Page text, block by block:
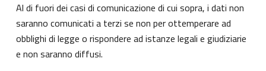
Al di fuori dei casi di comunicazione di cui sopra, i dati non
saranno comunicati a terzi se non per ottemperare ad
obblighi di legge o rispondere ad istanze legali e giudiziarie
e non saranno diffusi.